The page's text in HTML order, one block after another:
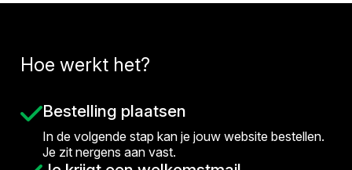
Hoe werkt het?
Bestelling plaatsen
In de volgende stap kan je jouw website bestellen.
Je zit nergens aan vast.